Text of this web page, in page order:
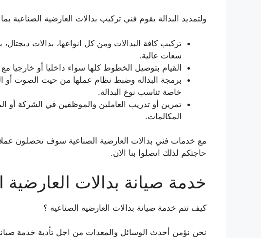
ولتمديد البدالة يقوم فني تركيب بدالات العارضية الصناعية
تركيب كافة البدالات ومن كل انواعها، بدالات
سعات عالية.
القيام بتوصيل الخطوط كلها سواء داخليا أو خارجيا
برمجة البدالة وضبط نظام عملها من حيث الصوت أو
خاصة تناسب نوع البدالة.
تمرين أو تدريب العاملين والموظفين في الشركة
المكالمات.
مع خدمات فني بدالات العارضية الصناعية سوف تحصلون
حاجتكم لذلك اتصلوا بنا الان.
خدمة صيانة بدالات العارضية
كيف تتم خدمة صيانة بدالات العارضية الصناعية ؟
نحن نؤمن أحدث الوسائل والمعدات من اجل تأدية خدمة